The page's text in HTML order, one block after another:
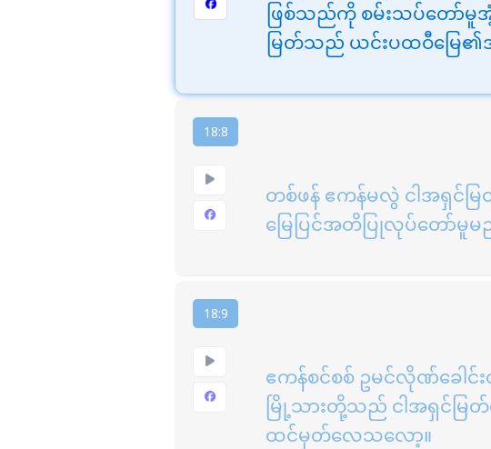
ဖြစ်သည်ကို စမ်းသပ်တော်မူအံ့
မြတ်သည် ယင်းပထဝီမြေ၏
18:8
တစ်ဖန် ဧကန်မလွဲ ငါအရှင်မ
မြေပြင်အတိပြုလုပ်တော်မူ
18:9
ဧကန်စင်စစ် ဥမင်လိုဏ်ခေါင်
မြို့သားတို့သည် ငါအရှင်မ
ထင်မှတ်လေသလော့။